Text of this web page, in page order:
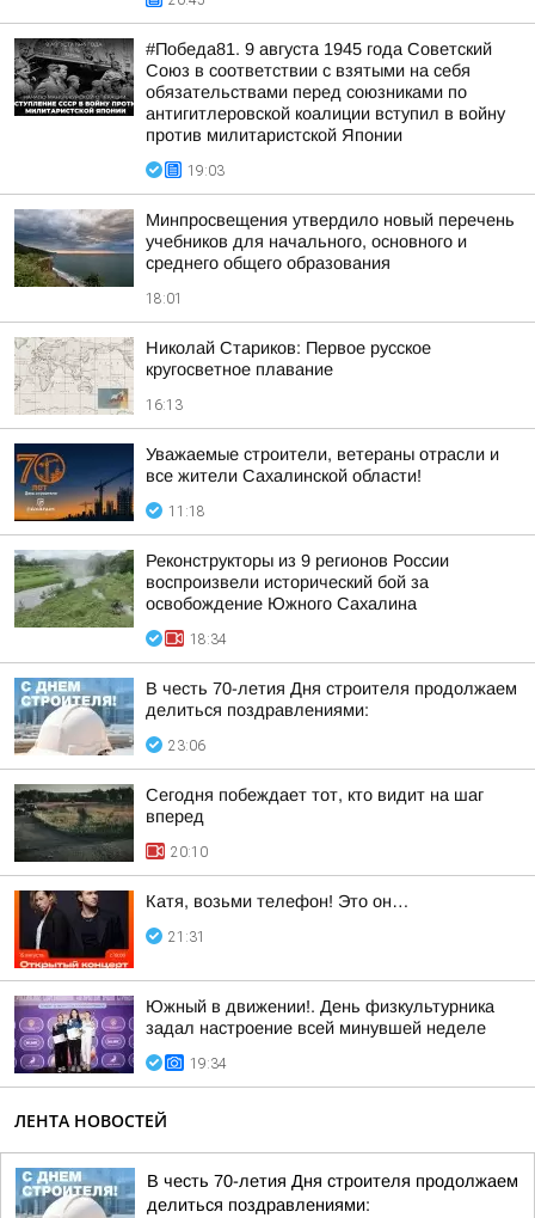
#Победа81. 9 августа 1945 года Советский
Союз в соответствии с взятыми на себя
обязательствами перед союзниками по
антигитлеровской коалиции вступил в войну
против милитаристской Японии
19:03
Минпросвещения утвердило новый перечень
учебников для начального, основного и
среднего общего образования
18:01
Николай Стариков: Первое русское
кругосветное плавание
16:13
Уважаемые строители, ветераны отрасли и
все жители Сахалинской области!
11:18
Реконструкторы из 9 регионов России
воспроизвели исторический бой за
освобождение Южного Сахалина
18:34
В честь 70-летия Дня строителя продолжаем
делиться поздравлениями:
23:06
Сегодня побеждает тот, кто видит на шаг
вперед
20:10
Катя, возьми телефон! Это он…
21:31
Южный в движении!. День физкультурника
задал настроение всей минувшей неделе
19:34
ЛЕНТА НОВОСТЕЙ
В честь 70-летия Дня строителя продолжаем
делиться поздравлениями: